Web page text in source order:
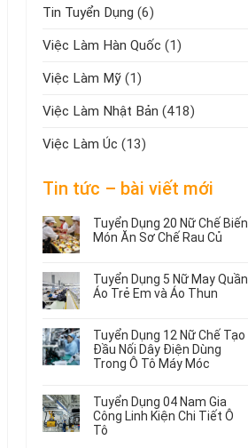
Tin Tuyển Dụng (6)
Việc Làm Hàn Quốc (1)
Việc Làm Mỹ (1)
Việc Làm Nhật Bản (418)
Việc Làm Úc (13)
Tin tức – bài viết mới
Tuyển Dụng 20 Nữ Chế Biến
Món Ăn Sơ Chế Rau Củ
có
bình
luận
Tuyển
Dụng
20
Nữ
Biến
Món
Ăn
Tuyển Dụng 5 Nữ May Quần
Áo Trẻ Em và Áo Thun
có
bình
luận
ở
Dụng
5
Nữ
May
Tuyển Dụng 12 Nữ Chế Tạo
Đầu Nối Dây Điện Dùng
Trong Ô Tô Máy Móc
có
bình
luận
ở
Tuyển Dụng 04 Nam Gia
Công Linh Kiện Chi Tiết Ô
Tô